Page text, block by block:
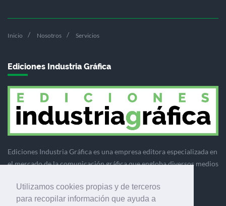
Utilizamos cookies propias y de terceros
para recopilar información que ayuda a
Inicio Nosotros Servicios
Ediciones Industria Gráfica
Ediciones Industria Gráfica es una empresa editora especializada en
el mercado de la comunicación gráfica que engloba diversos medios
comunicación visual y el envasado.